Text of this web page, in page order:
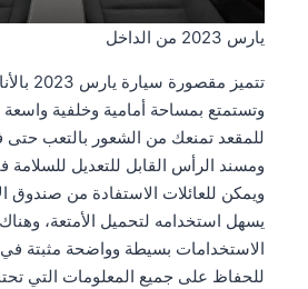
يارس 2023 من الداخل
تتميز
وتستمتع بمساحة أمامية وخلفية
للمقعد تمنعك من الشعور بالتعب حتى
ومسند الرأس القابل للتعديل للسلامة
ويمكن للعائلات الاستفادة من صندوق
يسهل استخدامه لتحميل الأمتعة،
الاستخدامات بسيطة وواضحة مثبتة في
للحفاظ على جميع المعلومات التي